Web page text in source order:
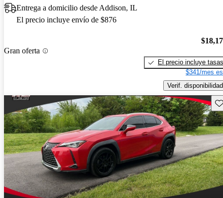
Entrega a domicilio desde Addison, IL
El precio incluye envío de $876
Gran oferta
El precio incluye tasas
$341/mes
Verif. disponibilidad